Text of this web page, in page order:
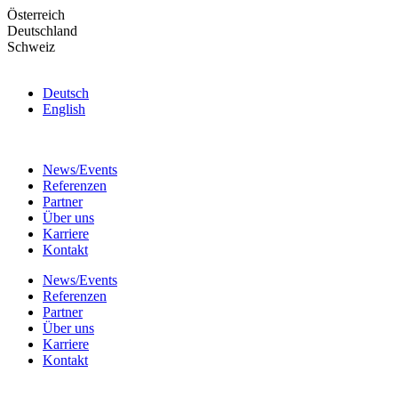
Skip
to
the
Österreich
Deutschland
Schweiz
Deutsch
English
News/Events
Referenzen
Partner
Über uns
Karriere
Kontakt
News/Events
Referenzen
Partner
Über uns
Karriere
Kontakt